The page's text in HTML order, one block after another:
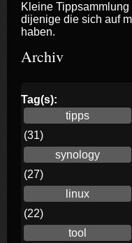
Kleine Tippsammlung
dijenige die sich auf
haben.
Archiv
Tag(s):
tipps
(31)
synology
(27)
linux
(22)
tool